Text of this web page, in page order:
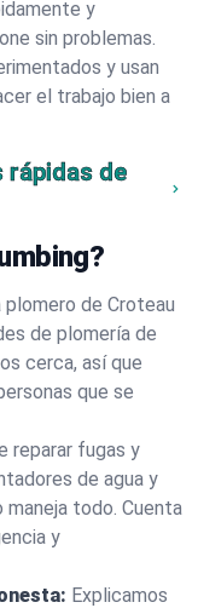
y
sin problemas.
y usan
el trabajo bien a
rápidas de
plomero de Croteau
de plomería de
cerca, así que
que se
reparar fugas y
de agua y
todo. Cuenta
y
Explicamos